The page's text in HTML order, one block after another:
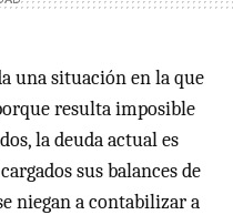
una situación en la que
resulta imposible
la deuda actual es
sus balances de
niegan a contabilizar a